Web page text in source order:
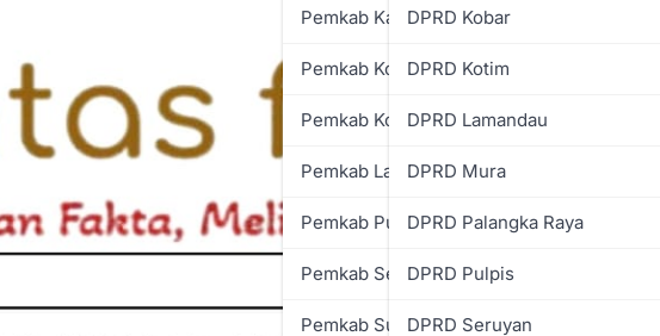
Pemkab Katingan
Pemkab Kobar
Pemkab Kotim
Pemkab Lamandau
Pemkab Pulpis
Pemkab Seruyan
Pemkab Sukamara
DPRD Kobar
DPRD Kotim
DPRD Lamandau
DPRD Mura
DPRD Palangka Raya
DPRD Pulpis
DPRD Seruyan